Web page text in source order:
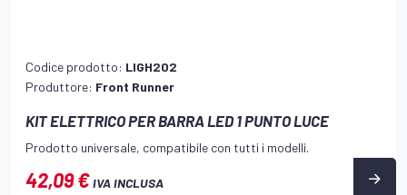
Codice prodotto: LIGH202
Produttore: Front Runner
KIT ELETTRICO PER BARRA LED 1 PUNTO LUCE
Prodotto universale, compatibile con tutti i modelli.
42,09 €IVA INCLUSA